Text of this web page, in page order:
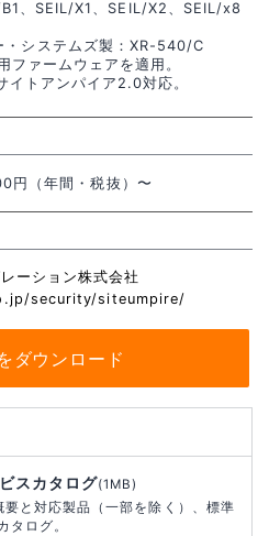
、SEIL/X1、SEIL/X2、SEIL/x8
・システムズ製：XR-540/C
ファームウェアを適用。
イトアンパイア2.0対応。
（年間・税抜）〜
ーション株式会社
security/siteumpire/
ダウンロード
スカタログ(1MB)
と対応製品（一部を除く）、標準
タログ。